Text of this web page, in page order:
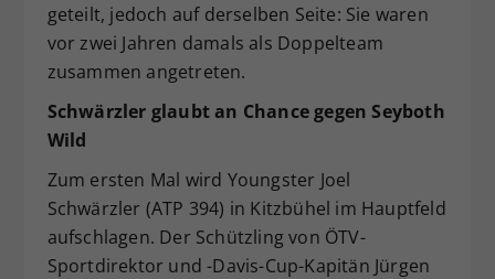
geteilt, jedoch auf derselben Seite: Sie waren
vor zwei Jahren damals als Doppelteam
zusammen angetreten.
Schwärzler glaubt an Chance gegen Seyboth
Wild
Zum ersten Mal wird Youngster Joel
Schwärzler (ATP 394) in Kitzbühel im Hauptfeld
aufschlagen. Der Schützling von ÖTV-
Sportdirektor und -Davis-Cup-Kapitän Jürgen